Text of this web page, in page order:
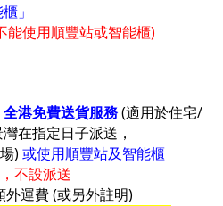
」
能使用順豐站或智能櫃)
全港免費送貨服務(適用於住宅/
在指定日子派送，
) 或使用順豐站及智能櫃
不設派送
運費 (或另外註明)